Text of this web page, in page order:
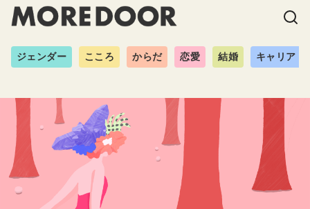
ジェンダー こころ からだ 恋愛 結婚 キャリア